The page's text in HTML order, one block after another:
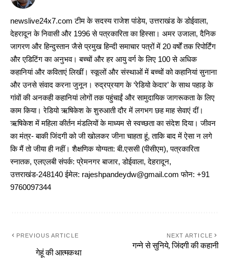
newslive24x7.com टीम के सदस्य राजेश पांडेय, उत्तराखंड के डोईवाला,
देहरादून के निवासी और 1996 से पत्रकारिता का हिस्सा। अमर उजाला, दैनिक
जागरण और हिन्दुस्तान जैसे प्रमुख हिन्दी समाचार पत्रों में 20 वर्षों तक रिपोर्टिंग
और एडिटिंग का अनुभव। बच्चों और हर आयु वर्ग के लिए 100 से अधिक
कहानियां और कविताएं लिखीं। स्कूलों और संस्थाओं में बच्चों को कहानियां सुनाना
और उनसे संवाद करना जुनून। रुद्रप्रयाग के ‘रेडियो केदार’ के साथ पहाड़ के
गांवों की अनकही कहानियां लोगों तक पहुंचाईं और सामुदायिक जागरूकता के लिए
काम किया। रेडियो ऋषिकेश के शुरुआती दौर में लगभग छह माह सेवाएं दीं।
ऋषिकेश में महिला कीर्तन मंडलियों के माध्यम से स्वच्छता का संदेश दिया। जीवन
का मंत्र- बाकी जिंदगी को जी खोलकर जीना चाहता हूं, ताकि बाद में ऐसा न लगे
कि मैं तो जीया ही नहीं। शैक्षणिक योग्यता: बी.एससी (पीसीएम), पत्रकारिता
स्नातक, एलएलबी संपर्क: प्रेमनगर बाजार, डोईवाला, देहरादून,
उत्तराखंड-248140 ईमेल: rajeshpandeydw@gmail.com फोन: +91
9760097344
PREVIOUS ARTICLE
गेहूं की आत्मकथा
NEXT ARTICLE
गन्ने से सुनिये, जिंदगी की कहानी